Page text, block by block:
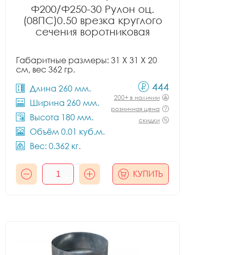
Ф200/Ф250-30 Рулон оц.
(08ПС)0.50 врезка круглого
сечения воротниковая
Габаритные размеры: 31 X 31 X 20
см, вес 362 гр.
Длина 260 мм.
Ширина 260 мм.
Высота 180 мм.
Объём 0.01 куб.м.
Вес: 0.362 кг.
444
200+ в наличии
розничная цена
скидки
КУПИТЬ